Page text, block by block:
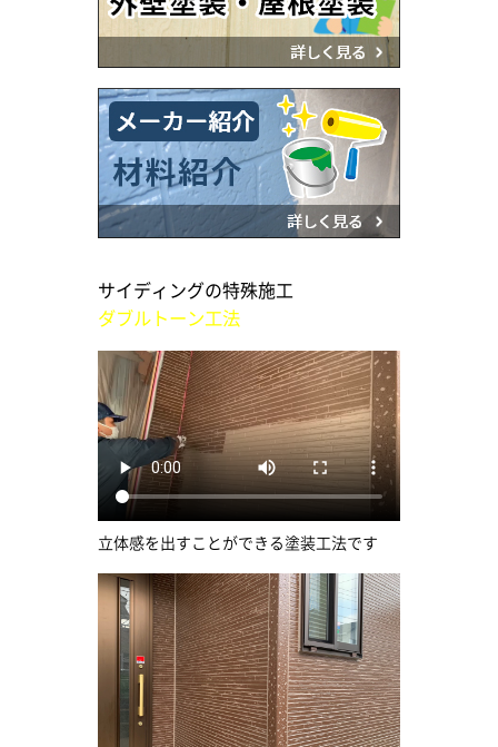
サイディングの特殊施工
ダブルトーン工法
立体感を出すことができる塗装工法です